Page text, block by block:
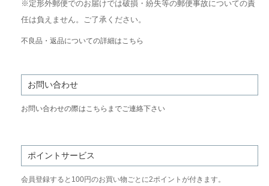
※定形外郵便でのお届けでは破損・紛失等の郵便事故についての責
任は負えません。ご了承ください。
不良品・返品についての詳細はこちら
お問い合わせ
お問い合わせの際はこちらまでご連絡下さい
ポイントサービス
会員登録すると100円のお買い物ごとに2ポイントが付きます。